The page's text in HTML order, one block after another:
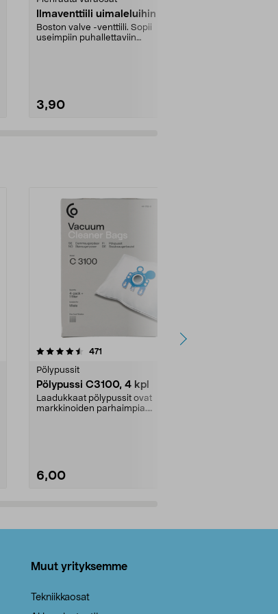
Ilmaventtiili uimaleluihin
Boston valve -venttiili. Sopii
useimpiin puhallettaviin
3,90
471
Pölypussit
Pölypussi C3100, 4 kpl
Laadukkaat pölypussit ovat
markkinoiden parhaimpia.
6,00
4.5viidestä
Muut yrityksemme
Tekniikkaosat